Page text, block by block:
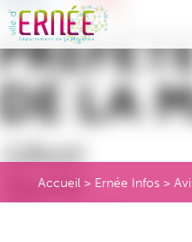
Accueil > Ernée Infos >